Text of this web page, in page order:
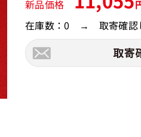
新品価格
在庫数：0 → 取寄確認